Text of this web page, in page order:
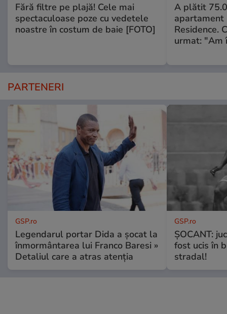
Fără filtre pe plajă! Cele mai
spectaculoase poze cu vedetele
noastre în costum de baie [FOTO]
A plătit
apartament
Residence.
urmat: "Am
PARTENERI
GSP.ro
Legendarul portar Dida a șocat la
înmormântarea lui Franco Baresi »
Detaliul care a atras atenția
GSP.ro
ȘOCANT:
fost ucis în
stradal!